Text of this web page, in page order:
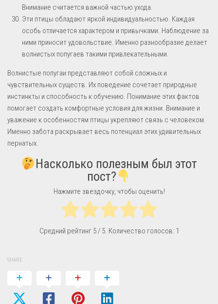
Внимание считается важной частью ухода.
Эти птицы обладают яркой индивидуальностью. Каждая
особь отличается характером и привычками. Наблюдение за
ними приносит удовольствие. Именно разнообразие делает
волнистых попугаев такими привлекательными.
Волнистые попугаи представляют собой сложных и
чувствительных существ. Их поведение сочетает природные
инстинкты и способность к обучению. Понимание этих фактов
помогает создать комфортные условия для жизни. Внимание и
уважение к особенностям птицы укрепляют связь с человеком.
Именно забота раскрывает весь потенциал этих удивительных
пернатых.
Насколько полезным был этот
пост?
Нажмите звездочку, чтобы оценить!
Средний рейтинг 5/ 5. Количество голосов: 1
SHARE